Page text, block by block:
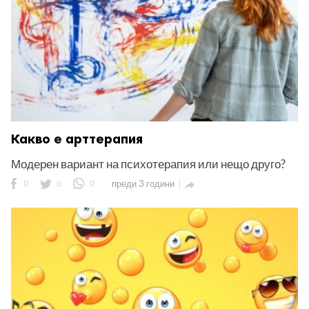
Какво е арттерапия
Модерен вариант на психотерапия или нещо друго?
0 0 0 преди 3 години 